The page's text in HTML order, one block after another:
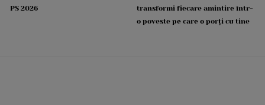
PS 2026
transformi fiecare amintire într-
o poveste pe care o porți cu tine